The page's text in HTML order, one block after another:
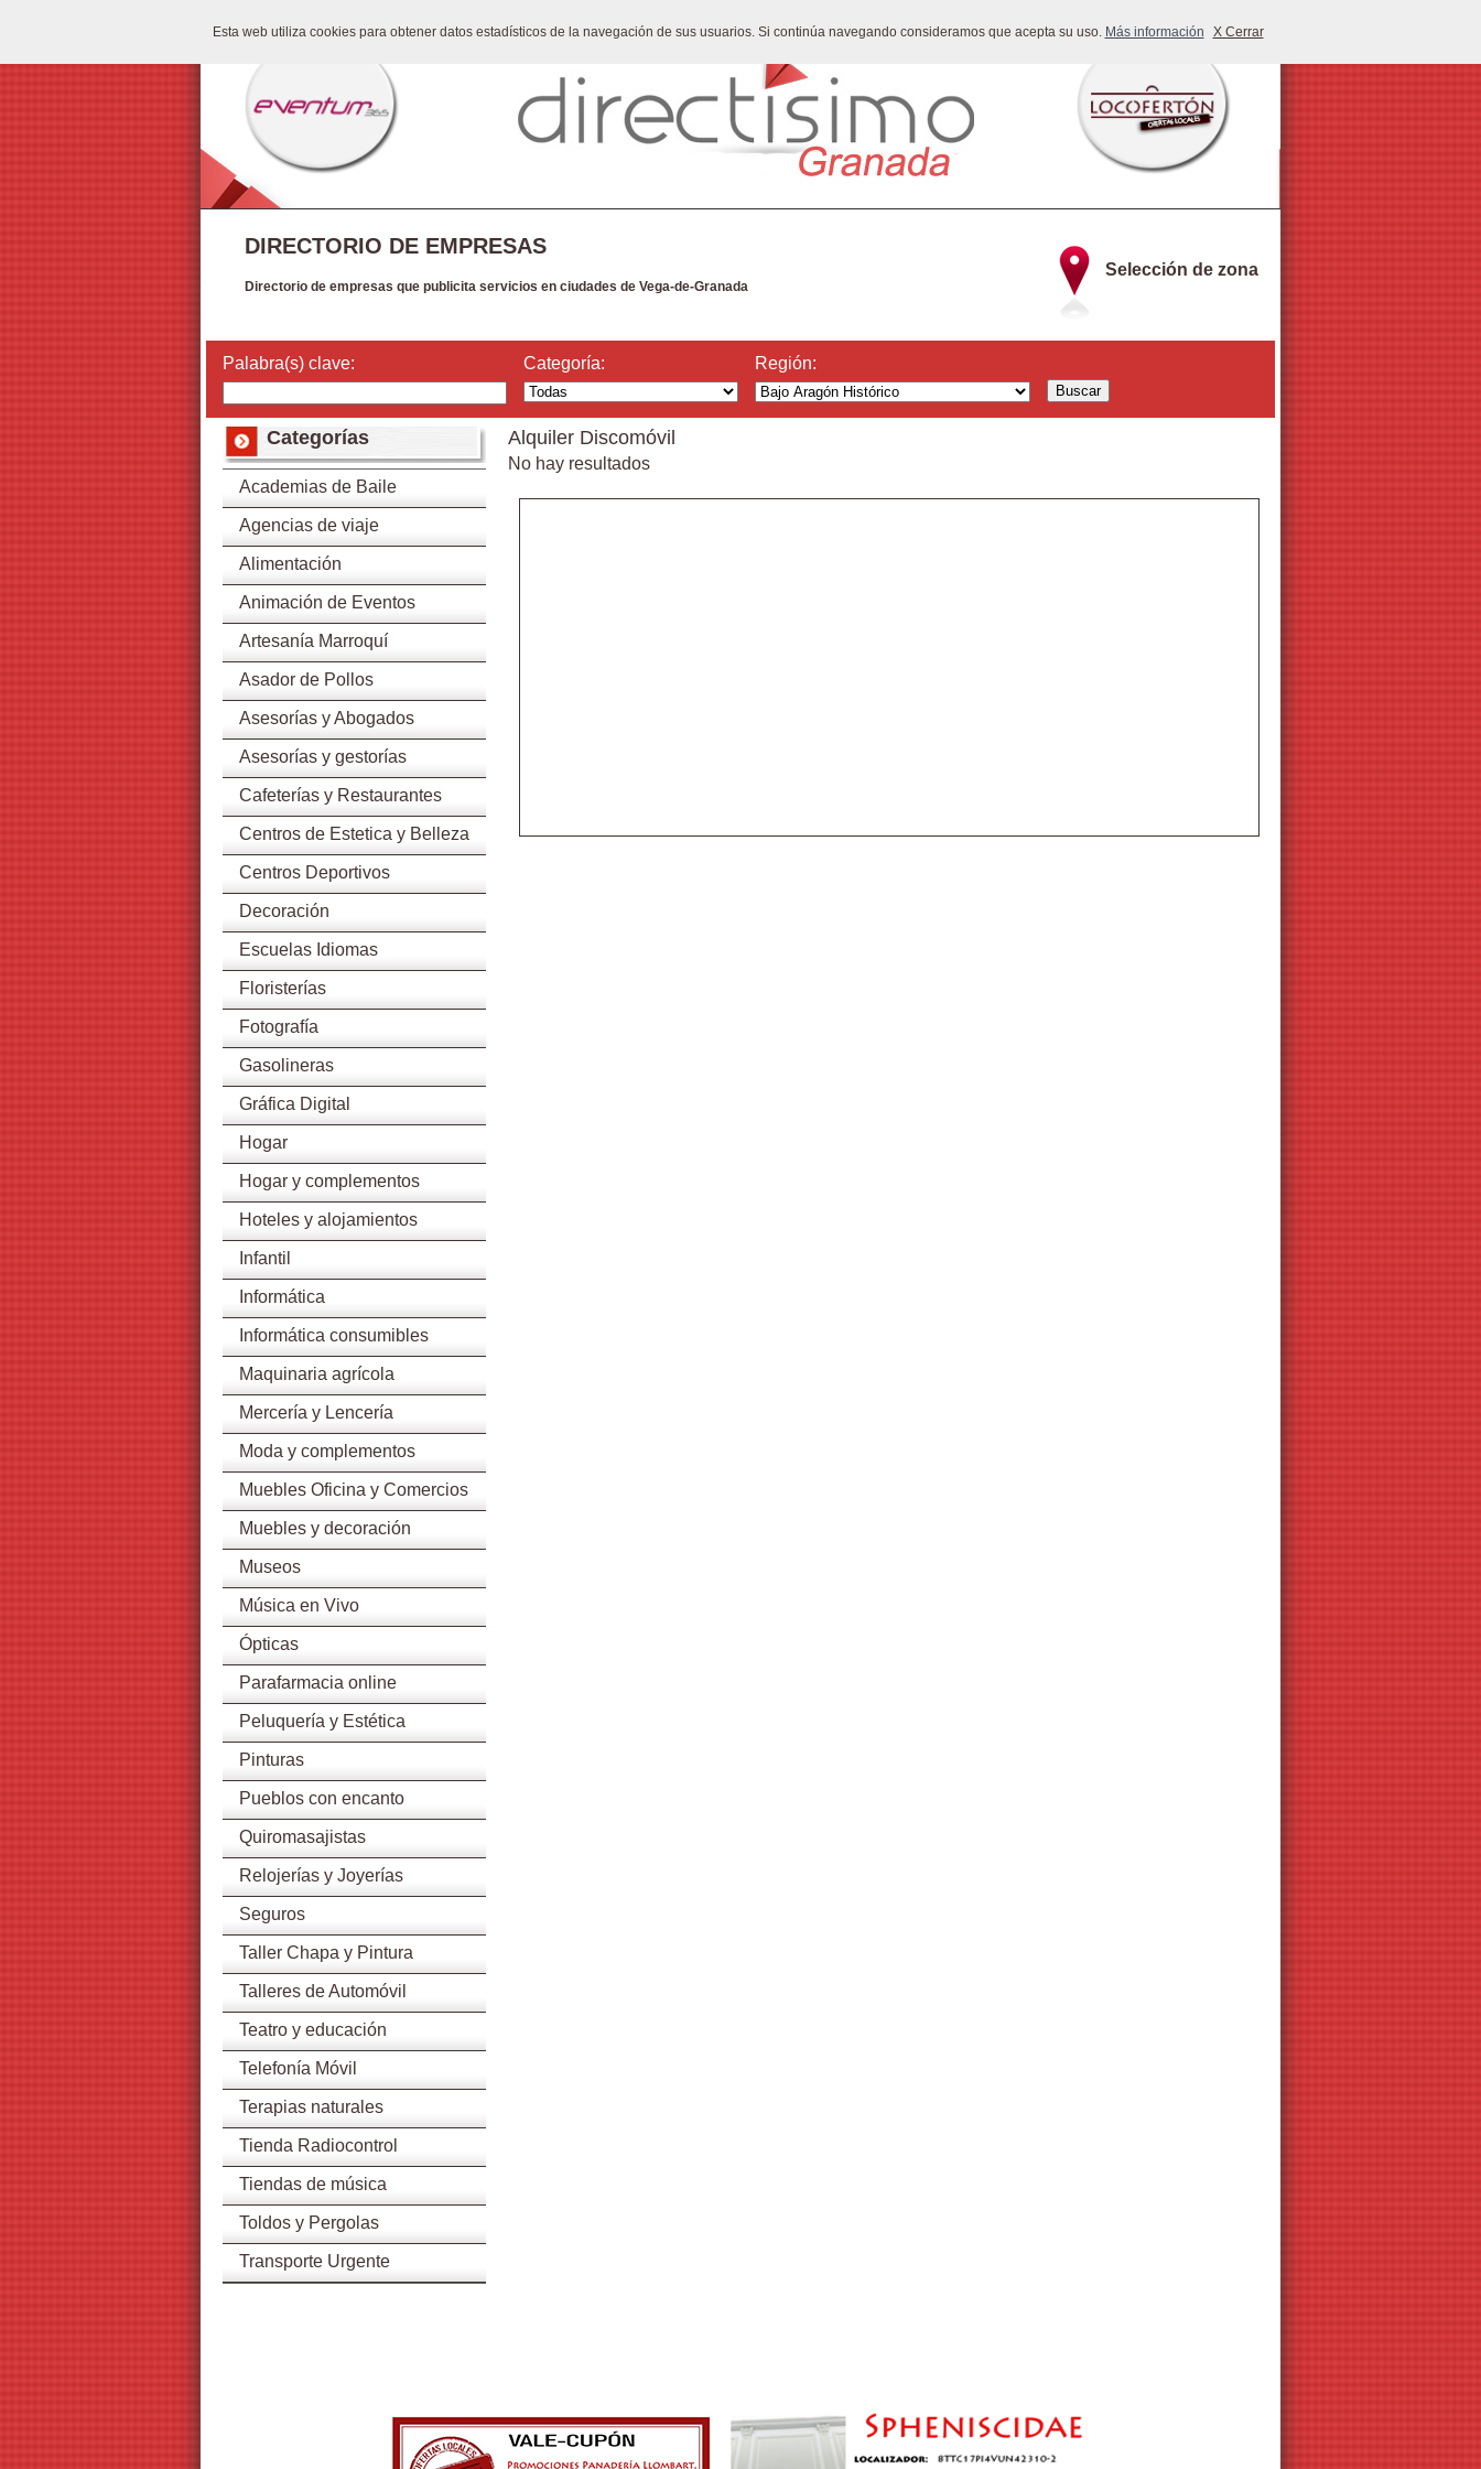
Esta web utiliza cookies para obtener datos estadísticos de la navegación de sus usuarios. Si continúa navegando consideramos que acepta su uso. Más información X Cerrar
Selección de zona
DIRECTORIO DE EMPRESAS
Directorio de empresas que publicita servicios en ciudades de Vega-de-Granada
Palabra(s) clave: Categoría: Región:
Categorías
Academias de Baile
Agencias de viaje
Alimentación
Animación de Eventos
Artesanía Marroquí
Asador de Pollos
Asesorías y Abogados
Asesorías y gestorías
Cafeterías y Restaurantes
Centros de Estetica y Belleza
Centros Deportivos
Decoración
Escuelas Idiomas
Floristerías
Fotografía
Gasolineras
Gráfica Digital
Hogar
Hogar y complementos
Hoteles y alojamientos
Infantil
Informática
Informática consumibles
Maquinaria agrícola
Mercería y Lencería
Moda y complementos
Muebles Oficina y Comercios
Muebles y decoración
Museos
Música en Vivo
Ópticas
Parafarmacia online
Peluquería y Estética
Pinturas
Pueblos con encanto
Quiromasajistas
Relojerías y Joyerías
Seguros
Taller Chapa y Pintura
Talleres de Automóvil
Teatro y educación
Telefonía Móvil
Terapias naturales
Tienda Radiocontrol
Tiendas de música
Toldos y Pergolas
Transporte Urgente
Alquiler Discomóvil
No hay resultados